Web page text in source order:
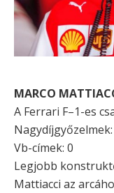
MARCO
A Ferrari F–1-es
Vb-címek: 0
Legjobb
Mattiacci az